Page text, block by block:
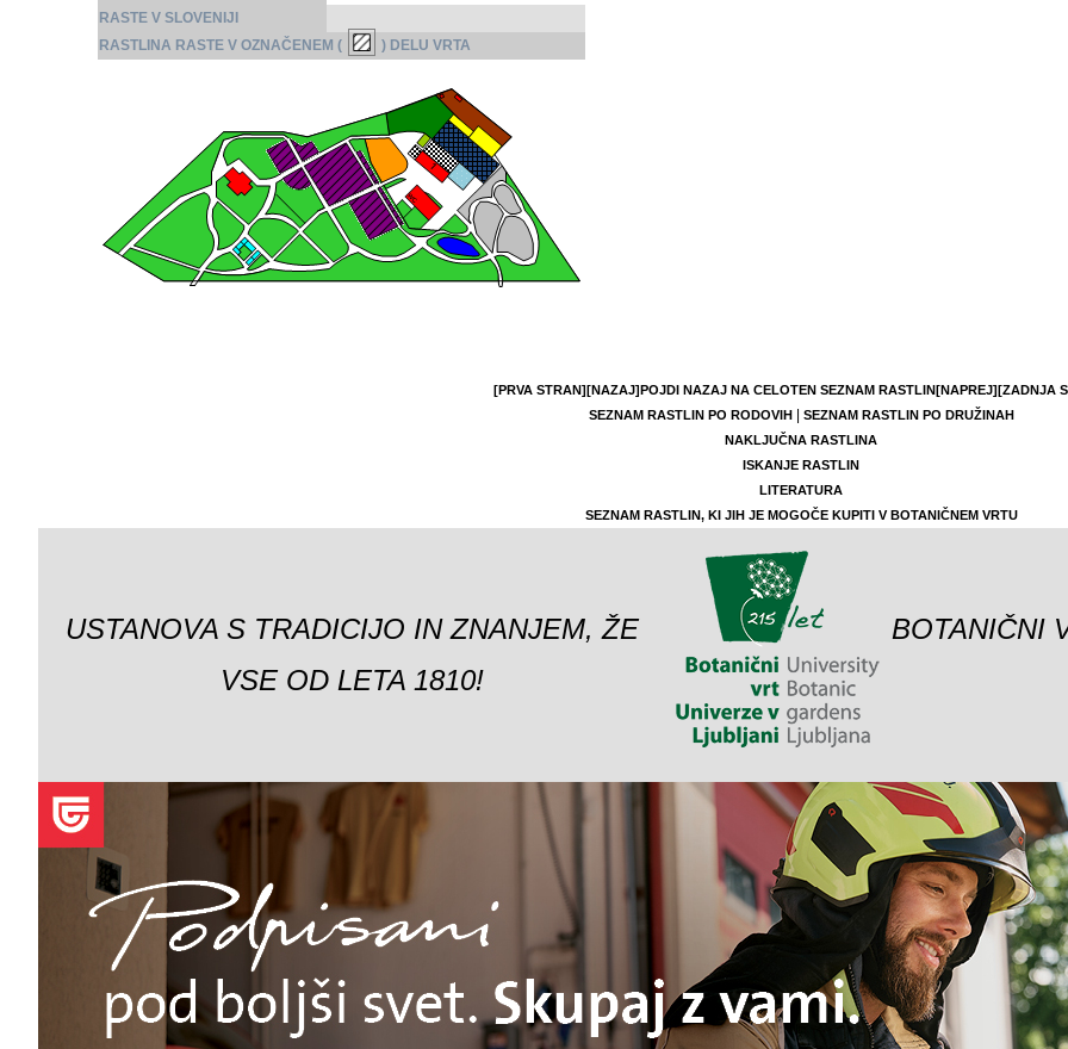
RASTE V SLOVENIJI
RASTLINA RASTE V OZNAČENEM (
) DELU VRTA
[PRVA STRAN][NAZAJ]POJDI NAZAJ NA CELOTEN SEZNAM RASTLIN[NAPREJ][ZADNJA
SEZNAM RASTLIN PO RODOVIH|
SEZNAM RASTLIN PO DRUŽINAH
NAKLJUČNA RASTLINA
ISKANJE RASTLIN
LITERATURA
SEZNAM RASTLIN, KI JIH JE MOGOČE KUPITI V BOTANIČNEM VRTU
USTANOVA S TRADICIJO IN ZNANJEM, ŽE
VSE OD LETA 1810!
BOTANIČNI